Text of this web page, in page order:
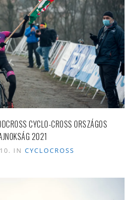
CYCLO-CROSS ORSZÁGOS
2021
IN CYCLOCROSS